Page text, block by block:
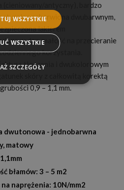
antyczny), bardzo
zabarwiona dwubarwnym,
lakierem
wytrzymałość na przecieranie
korzystania.
tłoczenia i dwukolorowym
skóry z całkowitą korektą
0,9 – 1,1 mm.
dwutonowa - jednobarwna
matowy
błamów: 3 – 5 m2
naprężenia: 10N/mm2
WSZYSTKIE
WSZYSTKIE
SZCZEGÓŁY